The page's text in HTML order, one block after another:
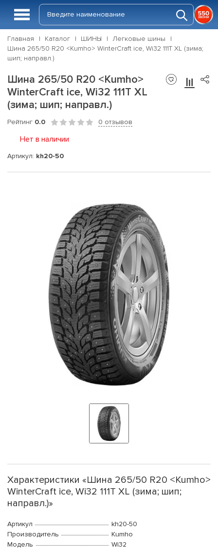
Главная Каталог ШИНЫ
Легковые шины
Шина 265/50 R20 <Kumho> WinterCraft ice, Wi32 111T XL (зима;
шип; направл.)
Шина 265/50 R20 <Kumho>
WinterCraft ice, Wi32 111T XL
(зима; шип; направл.)
Рейтинг 0.0 0 отзывов
Нет в наличии
Артикул: kh20-50
Характеристики «Шина 265/50 R20 <Kumho>
WinterCraft ice, Wi32 111T XL (зима; шип;
направл.)»
Артикул
kh20-50
Производитель
Kumho
Модель
Wi32